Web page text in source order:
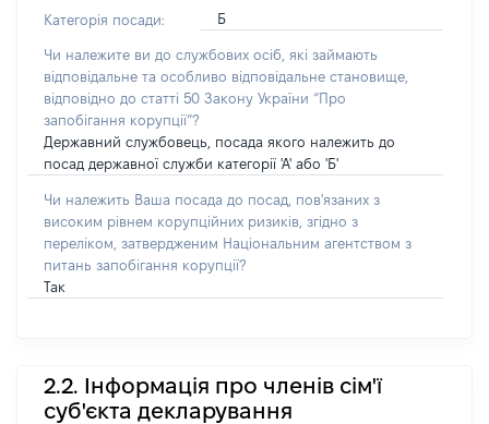
Категорія посади: Б
Чи належите ви до службових осіб, які займають
відповідальне та особливо відповідальне становище,
відповідно до статті 50 Закону України “Про
запобігання корупції”?
Державний службовець, посада якого належить до
посад державної служби категорії 'А' або 'Б'
Чи належить Ваша посада до посад, пов'язаних з
високим рівнем корупційних ризиків, згідно з
переліком, затвердженим Національним агентством з
питань запобігання корупції?
Так
2.2. Інформація про членів сім'ї
суб'єкта декларування